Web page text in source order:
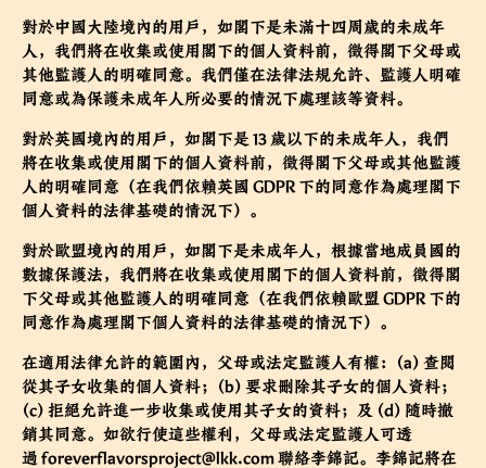
對於中國大陸境內的用戶，如閣下是未滿十四周歲的未成年
人，我們將在收集或使用閣下的個人資料前，徵得閣下父母或
其他監護人的明確同意。我們僅在法律法規允許、監護人明確
同意或為保護未成年人所必要的情況下處理該等資料。
對於英國境內的用戶，如閣下是 13 歲以下的未成年人，我們
將在收集或使用閣下的個人資料前，徵得閣下父母或其他監護
人的明確同意（在我們依賴英國 GDPR 下的同意作為處理閣下
個人資料的法律基礎的情況下）。
對於歐盟境內的用戶，如閣下是未成年人，根據當地成員國的
數據保護法，我們將在收集或使用閣下的個人資料前，徵得閣
下父母或其他監護人的明確同意（在我們依賴歐盟 GDPR 下的
同意作為處理閣下個人資料的法律基礎的情況下）。
在適用法律允許的範圍內，父母或法定監護人有權：(a) 查閱
從其子女收集的個人資料；(b) 要求刪除其子女的個人資料；
(c) 拒絕允許進一步收集或使用其子女的資料；及 (d) 隨時撤
銷其同意。如欲行使這些權利，父母或法定監護人可透
過foreverflavorsproject@lkk.com聯絡李錦記。李錦記將在